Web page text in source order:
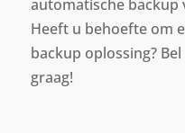
automatische backup
Heeft u behoefte om
backup oplossing?
graag!